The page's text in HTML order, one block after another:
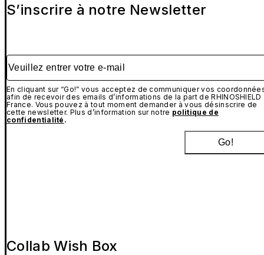
S’inscrire à notre Newsletter
Veuillez entrer votre e-mail
En cliquant sur “Go!” vous acceptez de communiquer vos
afin de recevoir des emails d’informations de la part de RHINOSHIELD
France. Vous pouvez à tout moment demander à vous désinscrire de
cette newsletter. Plus d’information sur notre politique de
confidentialité .
Go!
Collab Wish Box